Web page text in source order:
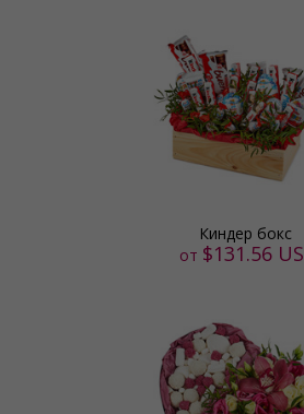
Киндер бокс
от $131.56 US